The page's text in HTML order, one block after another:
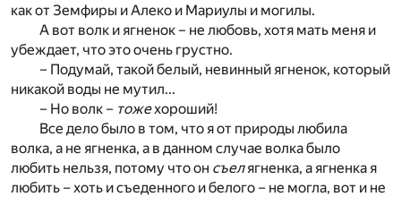
как от Земфиры и Алеко и Мариулы и могилы.
А вот волк и ягненок – не любовь, хотя мать меня и
убеждает, что это очень грустно.
– Подумай, такой белый, невинный ягненок, который
никакой воды не мутил...
– Но волк – тожехороший!
Все дело было в том, что я от природы любила
волка, а не ягненка, а в данном случае волка было
любить нельзя, потому что он съелягненка, а ягненка я
любить – хоть и съеденного и белого – не могла, вот и не